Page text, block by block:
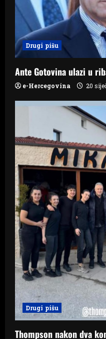
t
i
o
n
Drugi pišu
Ante Gotovina ulazi u
e-Hercegovina 20
Drugi pišu
Thompson nakon dva